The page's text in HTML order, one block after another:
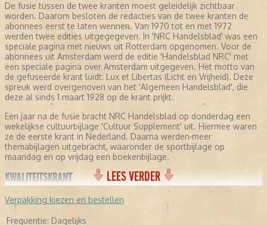
De fusie tussen de twee kranten moest geleidelijk zichtbaar
worden. Daarom besloten de redacties van de twee kranten de
abonnees eerst te laten wennen. Van 1970 tot en met 1972
werden twee edities uitgegegeven. In 'NRC Handelsblad' was een
speciale pagina met nieuws uit Rotterdam opgenomen. Voor de
abonnees uit Amsterdam werd de editie 'Handelsblad NRC' met
een speciale pagina over Amsterdam uitgegeven. Het motto van
de gefuseerde krant luidt: Lux et Libertas (Licht en Vrijheid). Deze
spreuk werd overgenoven van het 'Algemeen Handelsblad', die
deze al sinds 1 maart 1928 op de krant prijkt.
Een jaar na de fusie bracht NRC Handelsblad op donderdag een
wekelijkse cultuurbijlage 'Cultuur Supplement' uit. Hiermee waren
ze de eerste krant in Nederland. Daarna werden meer
themabijlagen uitgebracht, waaronder de sportbijlage op
maandag en op vrijdag een boekenbijlage.
KWALITEITSKRANT
NRC Handelsblad profileert zich als een kwaliteitskrant. Ze
richt zich met name op berichtgevingen over politiek, economie,
opinie, buitenland en kunst. De krant staat bekend om haar
LEES VERDER
Verpakking kiezen en bestellen
Frequentie: Dagelijks